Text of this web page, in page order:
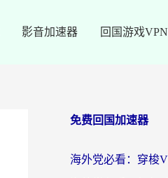
影音加速器 回国游戏VPN
免费回国加速器